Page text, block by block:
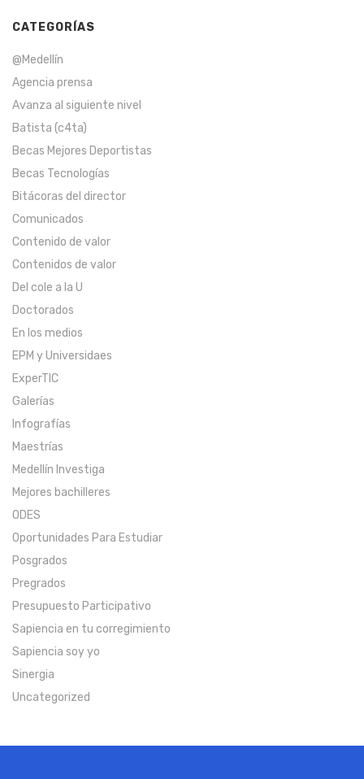
CATEGORÍAS
@Medellín
Agencia prensa
Avanza al siguiente nivel
Batista (c4ta)
Becas Mejores Deportistas
Becas Tecnologías
Bitácoras del director
Comunicados
Contenido de valor
Contenidos de valor
Del cole a la U
Doctorados
En los medios
EPM y Universidaes
ExperTIC
Galerías
Infografías
Maestrías
Medellín Investiga
Mejores bachilleres
ODES
Oportunidades Para Estudiar
Posgrados
Pregrados
Presupuesto Participativo
Sapiencia en tu corregimiento
Sapiencia soy yo
Sinergia
Uncategorized